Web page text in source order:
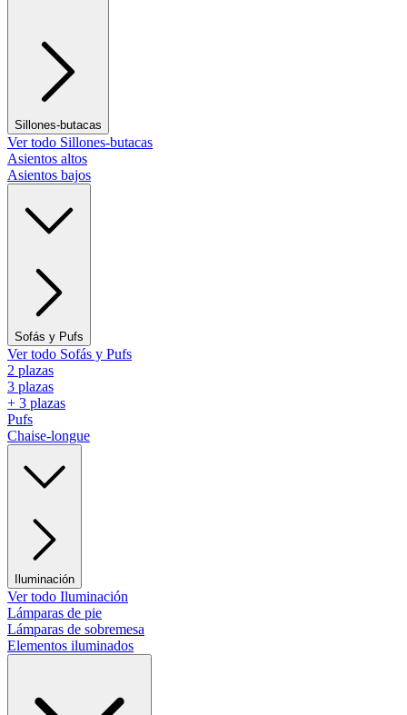
Sillones-butacas
Ver todo Sillones-butacas
Asientos altos
Asientos bajos
Sofás y Pufs
Ver todo Sofás y Pufs
2 plazas
3 plazas
+ 3 plazas
Pufs
Chaise-longue
Iluminación
Ver todo Iluminación
Lámparas de pie
Lámparas de sobremesa
Elementos iluminados